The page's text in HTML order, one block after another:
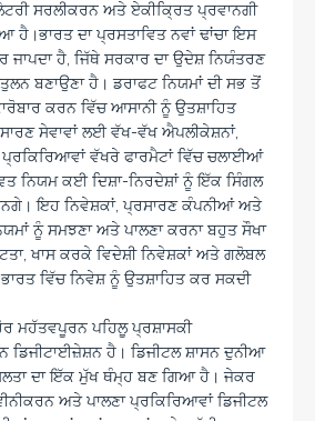
ਸਰਲੀਕਰਨ ਅਤੇ ਏਕੀਕ੍ਰਿਤ ਪ੍ਰਵਾਨਗੀ
ਦਾ ਪ੍ਰਸਤਾਵਿਤ ਨਵਾਂ ਢਾਂਚਾ ਇਸ
ਜਾਪਦਾ ਹੈ, ਜਿੱਥੇ ਸਰਕਾਰ ਦਾ ਉਦੇਸ਼ ਨਿਯੰਤਰਣ
ਬਣਾਉਣਾ ਹੈ। ਡਰਾਫਟ ਨਿਯਮਾਂ ਦੀ ਸਭ ਤੋਂ
ਕਰਨ ਵਿੱਚ ਆਸਾਨੀ ਨੂੰ ਉਤਸ਼ਾਹਿਤ
ਸੇਵਾਵਾਂ ਲਈ ਵੱਖ-ਵੱਖ ਐਪਲੀਕੇਸ਼ਨਾਂ,
ਵੱਖਰੇ ਫਾਰਮੈਟਾਂ ਵਿੱਚ ਚਲਾਈਆਂ
ਨਿਯਮ ਕਈ ਦਿਸ਼ਾ-ਨਿਰਦੇਸ਼ਾਂ ਨੂੰ ਇੱਕ ਸਿੰਗਲ
ਇਹ ਨਿਵੇਸ਼ਕਾਂ, ਪ੍ਰਸਾਰਣ ਕੰਪਨੀਆਂ ਅਤੇ
ਨੂੰ ਸਮਝਣਾ ਅਤੇ ਪਾਲਣਾ ਕਰਨਾ ਬਹੁਤ ਸੌਖਾ
ਖਾਸ ਕਰਕੇ ਵਿਦੇਸ਼ੀ ਨਿਵੇਸ਼ਕਾਂ ਅਤੇ ਗਲੋਬਲ
ਵਿੱਚ ਨਿਵੇਸ਼ ਨੂੰ ਉਤਸ਼ਾਹਿਤ ਕਰ ਸਕਦੀ
ਮਹੱਤਵਪੂਰਨ ਪਹਿਲੂ ਪ੍ਰਸ਼ਾਸਕੀ
ਡਿਜੀਟਾਈਜ਼ੇਸ਼ਨ ਹੈ। ਡਿਜੀਟਲ ਸ਼ਾਸਨ ਦੁਨੀਆ
ਦਾ ਇੱਕ ਮੁੱਖ ਥੰਮ੍ਹ ਬਣ ਗਿਆ ਹੈ। ਜੇਕਰ
ਅਤੇ ਪਾਲਣਾ ਪ੍ਰਕਿਰਿਆਵਾਂ ਡਿਜੀਟਲ